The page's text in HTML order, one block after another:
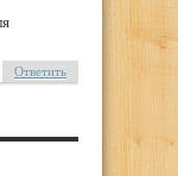
Ответить